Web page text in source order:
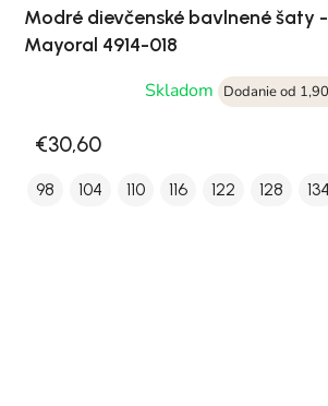
Modré dievčenské bavlnené šaty
Mayoral 4914-018
Skladom
Dodanie od
€30,60
98 104 110 116 122 128 134